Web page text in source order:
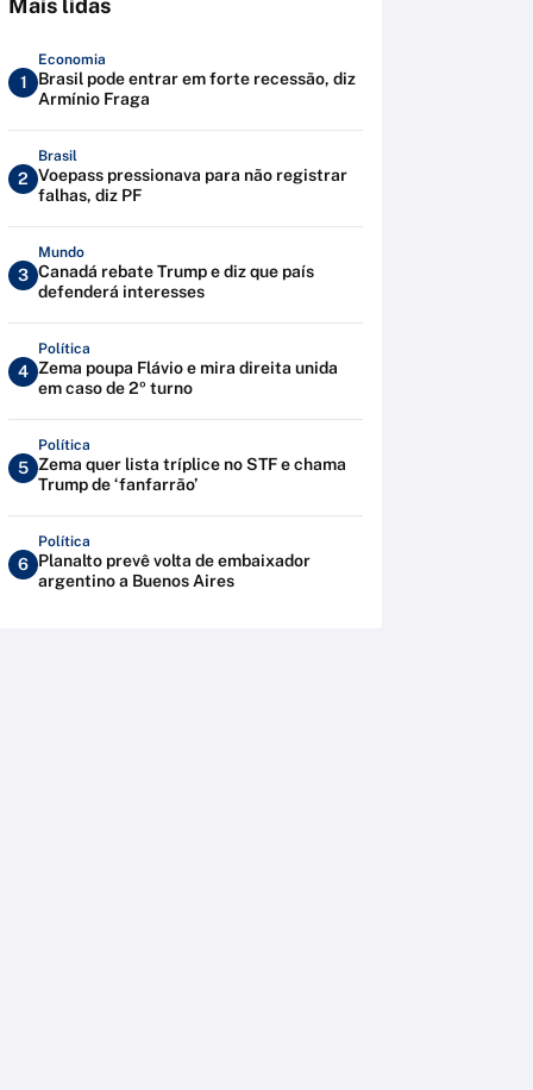
Mais lidas
1
Economia
Brasil pode entrar em forte recessão, diz
Armínio Fraga
2
Brasil
Voepass pressionava para não registrar
falhas, diz PF
3
Mundo
Canadá rebate Trump e diz que país
defenderá interesses
4
Política
Zema poupa Flávio e mira direita unida
em caso de 2º turno
5
Política
Zema quer lista tríplice no STF e chama
Trump de ‘fanfarrão’
6
Política
Planalto prevê volta de embaixador
argentino a Buenos Aires